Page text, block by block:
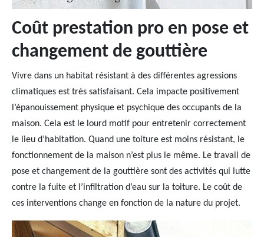
Coût prestation pro en pose et
changement de gouttière
Vivre dans un habitat résistant à des différentes agressions
climatiques est très satisfaisant. Cela impacte positivement
l’épanouissement physique et psychique des occupants de la
maison. Cela est le lourd motif pour entretenir correctement
le lieu d’habitation. Quand une toiture est moins résistant, le
fonctionnement de la maison n’est plus le même. Le travail de
pose et changement de la gouttière sont des activités qui lutte
contre la fuite et l’infiltration d’eau sur la toiture. Le coût de
ces interventions change en fonction de la nature du projet.